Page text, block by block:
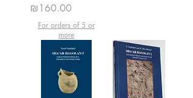
מחיר
₪160.00
For orders of 5 or
more